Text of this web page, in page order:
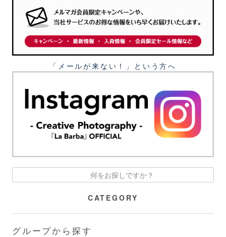
「メールが来ない！」という⽅へ
CATEGORY
グループから探す